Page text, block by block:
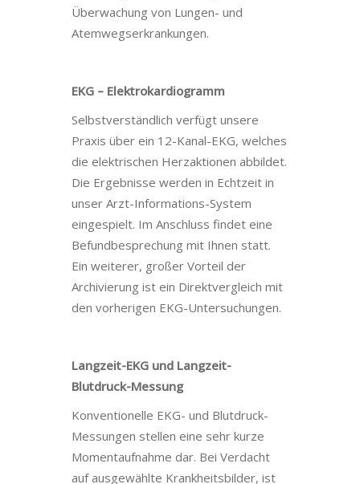
Überwachung von Lungen- und
Atemwegserkrankungen.
EKG – Elektrokardiogramm
Selbstverständlich verfügt unsere
Praxis über ein 12-Kanal-EKG, welches
die elektrischen Herzaktionen abbildet.
Die Ergebnisse werden in Echtzeit in
unser Arzt-Informations-System
eingespielt. Im Anschluss findet eine
Befundbesprechung mit Ihnen statt.
Ein weiterer, großer Vorteil der
Archivierung ist ein Direktvergleich mit
den vorherigen EKG-Untersuchungen.
Langzeit-EKG und Langzeit-
Blutdruck-Messung
Konventionelle EKG- und Blutdruck-
Messungen stellen eine sehr kurze
Momentaufnahme dar. Bei Verdacht
auf ausgewählte Krankheitsbilder, ist